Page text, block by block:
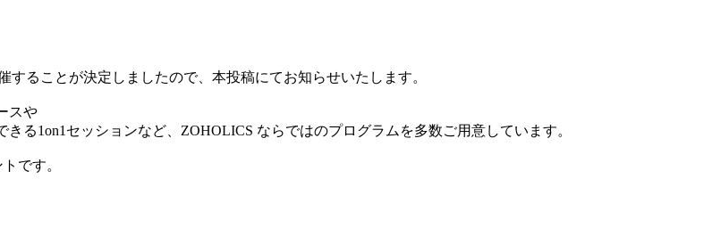
することが決定しましたので、本投稿にてお知らせいたします。
スや
る1on1セッションなど、ZOHOLICS ならではのプログラムを多数ご用意しています。
です。